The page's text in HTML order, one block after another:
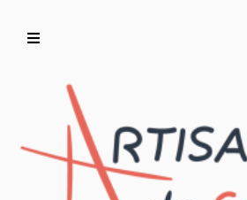
Accueil
Artisans/Commerçants